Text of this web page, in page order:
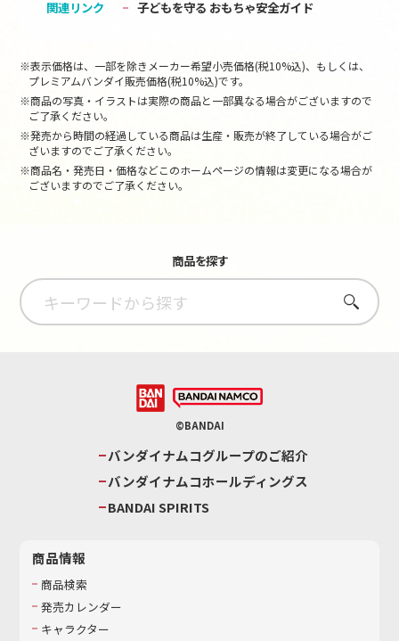
関連リンク
子どもを守る おもちゃ安全ガイド
※表示価格は、一部を除きメーカー希望小売価格(税10%込)、もしくは、
プレミアムバンダイ販売価格(税10%込)です。
※商品の写真・イラストは実際の商品と一部異なる場合がございますので
ご了承ください。
※発売から時間の経過している商品は生産・販売が終了している場合がご
ざいますのでご了承ください。
※商品名・発売日・価格などこのホームページの情報は変更になる場合が
ございますのでご了承ください。
商品を探す
さがす
©BANDAI
バンダイナムコグループのご紹介
バンダイナムコホールディングス
BANDAI SPIRITS
商品情報
商品検索
発売カレンダー
キャラクター